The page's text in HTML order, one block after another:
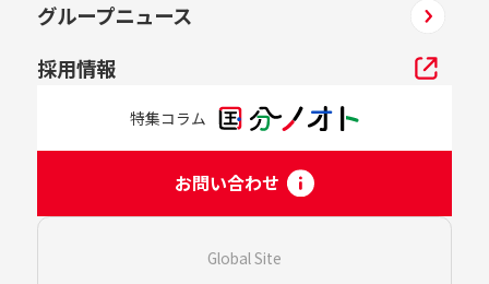
グループニュース
採用情報
特集コラム
お問い合わせ
Global Site